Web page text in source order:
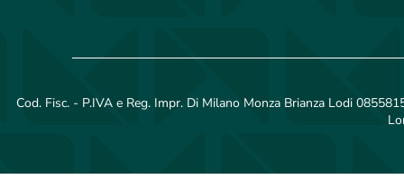
Cod. Fisc. - P.IVA e Reg. Impr. Di Milano Monza Brianza Lodi